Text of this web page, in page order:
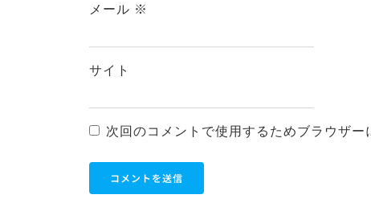
メール ※
サイト
次回のコメントで使用するためブラウザ